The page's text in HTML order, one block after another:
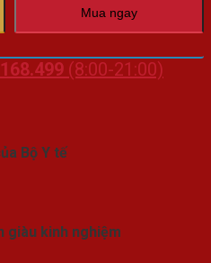
Mua ngay
(8:00-21:00)
Bộ Y tế
giàu kinh nghiệm